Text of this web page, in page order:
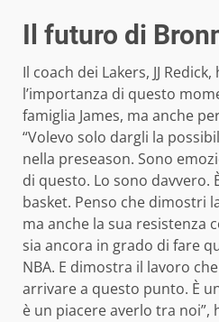
Il futuro di
Il coach dei Lakers, JJ
l’importanza di questo
famiglia James, ma anche
“Volevo solo dargli la
nella preseason. Sono
di questo. Lo sono davvero.
basket. Penso che dimostri
ma anche la sua resistenza
sia ancora in grado di fare
NBA. E dimostra il lavoro
arrivare a questo punto. È
è un piacere averlo tra noi”,